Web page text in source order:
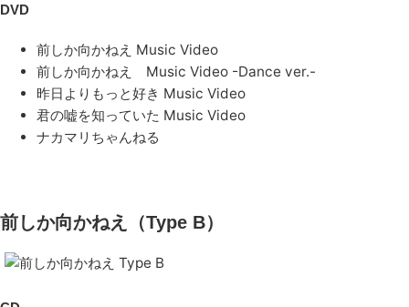
DVD
前しか向かねえ Music Video
前しか向かねえ Music Video -Dance ver.-
昨日よりもっと好き Music Video
君の嘘を知っていた Music Video
ナカマリちゃんねる
前しか向かねえ（Type B）